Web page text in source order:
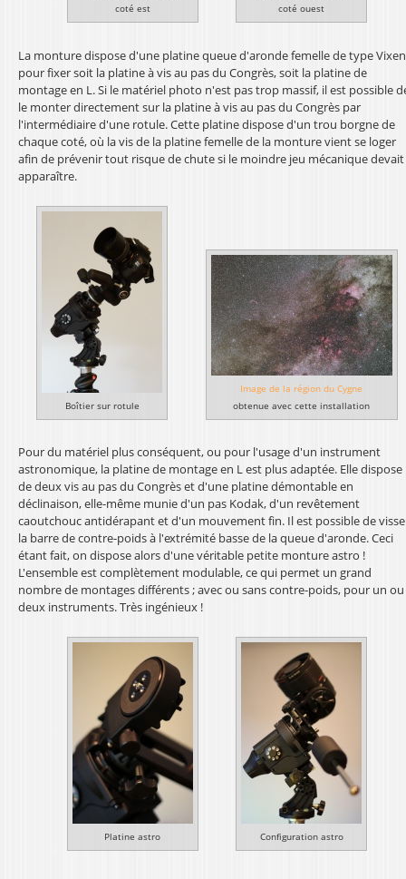
coté est
coté ouest
La monture dispose d'une platine queue d'aronde femelle de type Vixen
pour fixer soit la platine à vis au pas du Congrès, soit la platine de
montage en L. Si le matériel photo n'est pas trop massif, il est possible
le monter directement sur la platine à vis au pas du Congrès par
l'intermédiaire d'une rotule. Cette platine dispose d'un trou borgne de
chaque coté, où la vis de la platine femelle de la monture vient se loger
afin de prévenir tout risque de chute si le moindre jeu mécanique devait
apparaître.
Boîtier sur rotule
Image de la région du Cygne
obtenue avec cette installation
Pour du matériel plus conséquent, ou pour l'usage d'un instrument
astronomique, la platine de montage en L est plus adaptée. Elle dispose
de deux vis au pas du Congrès et d'une platine démontable en
déclinaison, elle-même munie d'un pas Kodak, d'un revêtement
caoutchouc antidérapant et d'un mouvement fin. Il est possible de
la barre de contre-poids à l'extrémité basse de la queue d'aronde. Ceci
étant fait, on dispose alors d'une véritable petite monture astro !
L'ensemble est complètement modulable, ce qui permet un grand
nombre de montages différents ; avec ou sans contre-poids, pour un ou
deux instruments. Très ingénieux !
Platine astro Configuration astro